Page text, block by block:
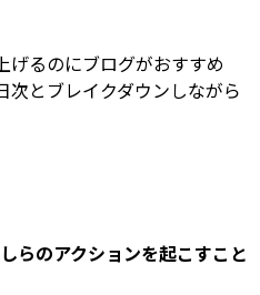
げるのにブログがおすすめ
次とブレイクダウンしながら
らのアクションを起こすこと